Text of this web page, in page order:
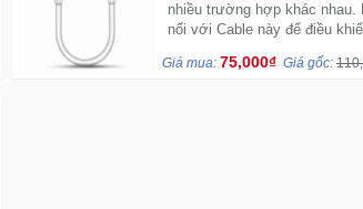
nhiều trường hợp khác
nối với Cable này để điều
Giá mua: 75,000₫ Giá gốc: